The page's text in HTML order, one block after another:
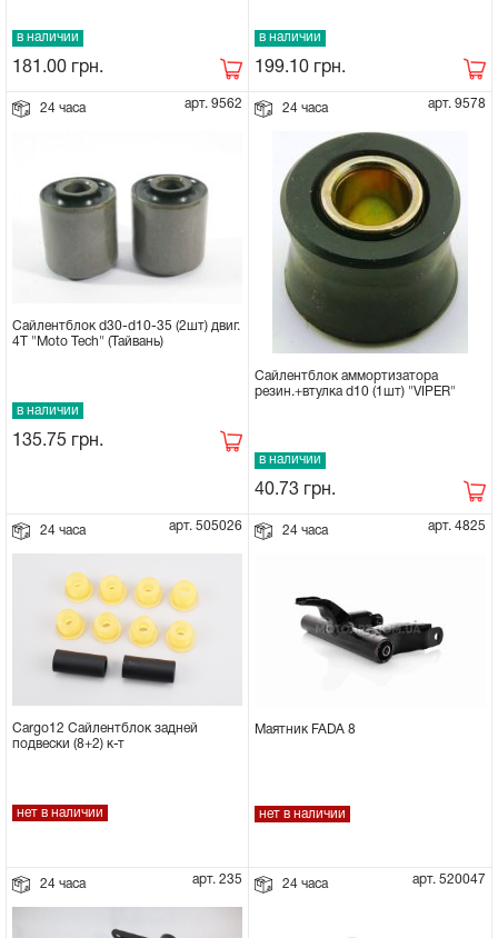
в наличии
181.00 грн.
в наличии
199.10 грн.
24 часа арт. 9562
Сайлентблок d30-d10-35 (2шт) двиг.
4Т "Moto Tech" (Тайвань)
в наличии
135.75 грн.
24 часа арт. 9578
Сайлентблок аммортизатора
резин.+втулка d10 (1шт) "VIPER"
в наличии
40.73 грн.
24 часа арт. 505026
Cargo12 Сайлентблок задней
подвески (8+2) к-т
нет в наличии
24 часа арт. 4825
Маятник FADA 8
нет в наличии
24 часа арт. 235 24 часа арт. 520047